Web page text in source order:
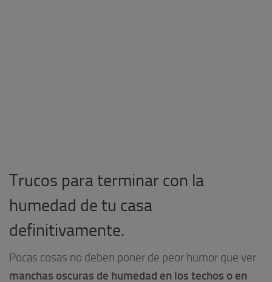
Trucos para terminar con la
humedad de tu casa
definitivamente.
Pocas cosas no deben poner de peor humor que ver
manchas oscuras de humedad en los techos o en